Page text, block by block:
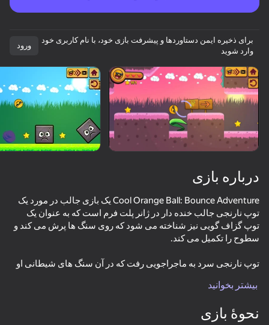
چرخاندن دستگاه
این بازی فقط از جهت افقی
پشتیبانی می‌کند
برای ذخیره ایمن دستاوردها و پیشرفت بازی خود، با نام کاربری خود
وارد شوید
ورود
درباره بازی
Cool Orange Ball: Bounce Adventure یک بازی جالب در مورد یک
توپ نارنجی جالب خنده دار در ژانر پلت فرم است که به عنوان یک
توپ گزاف گویی نیز شناخته می شود که روی سنگ ها پرش می کند و
توپ نارنجی سرد به ماجراجویی رفت که در آن سنگ های شیطانی او
بیشتر بخوانید
نحوۀ بازی